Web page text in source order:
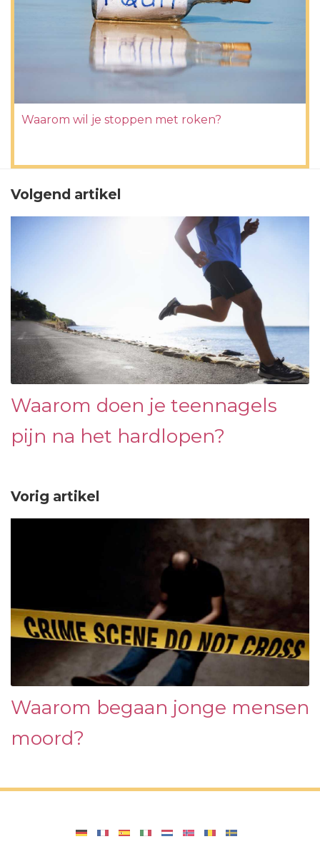
Waarom wil je stoppen met roken?
Volgend artikel
Waarom doen je teennagels
pijn na het hardlopen?
Vorig artikel
Waarom begaan jonge mensen
moord?